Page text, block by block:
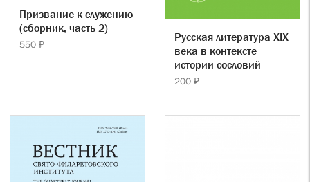
Призвание к служению
(сборник, часть 2)
550 ₽
Русская литература ХIХ
века в контексте
истории сословий
200 ₽